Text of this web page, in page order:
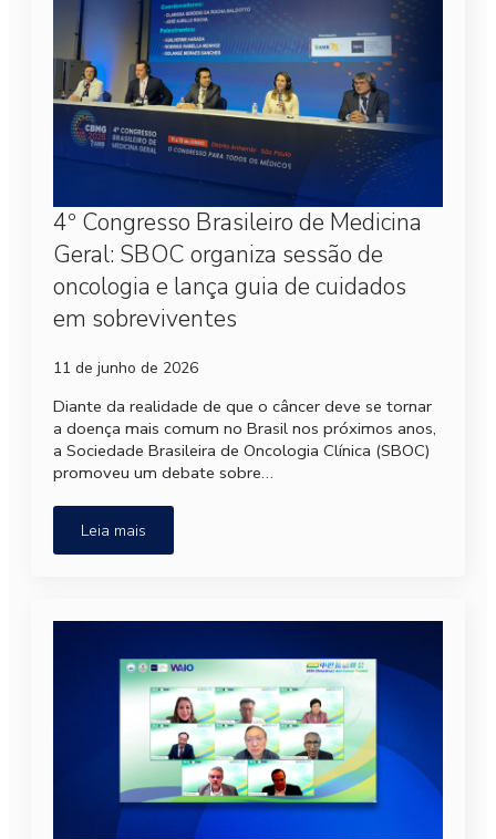
4º Congresso Brasileiro de Medicina
Geral: SBOC organiza sessão de
oncologia e lança guia de cuidados
em sobreviventes
11 de junho de 2026
Diante da realidade de que o câncer deve se tornar
a doença mais comum no Brasil nos próximos anos,
a Sociedade Brasileira de Oncologia Clínica (SBOC)
promoveu um debate sobre…
Leia mais